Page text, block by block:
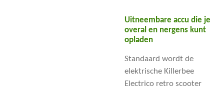
Uitneembare accu die je
overal en nergens kunt
opladen
Standaard wordt de
elektrische Killerbee
Electrico retro scooter